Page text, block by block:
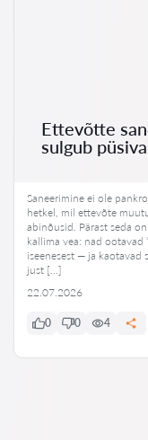
Ettevõtte
sulgub
Saneerimine ei ole
hetkel, mil ettevõte
abinõusid. Pärast seda
kallima vea: nad ootavad
iseenesest — ja kaotavad
just […]
22.07.2026
0 0 4